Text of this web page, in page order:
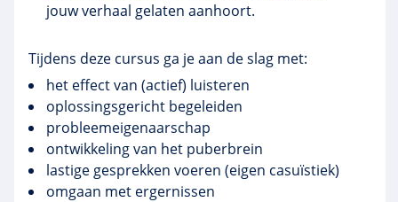
jouw verhaal gelaten aanhoort.
Tijdens deze cursus ga je aan de slag met:
het effect van (actief) luisteren
oplossingsgericht begeleiden
probleemeigenaarschap
ontwikkeling van het puberbrein
lastige gesprekken voeren (eigen casuïstiek)
omgaan met ergernissen